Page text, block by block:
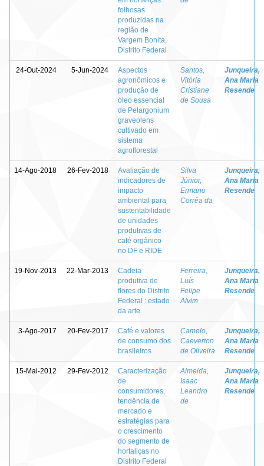
folhosas
produzidas na
região de
Vargem Bonita,
Distrito Federal
24-Out-2024 5-Jun-2024
Aspectos
agronômicos e
produção de
óleo essencial
de Pelargonium
graveolens
cultivado em
sistema
agroflorestal
Santos,
Vitória
Cristiane
de Sousa
Junqueira,
Ana Maria
Resende
14-Ago-2018 26-Fev-2018
Avaliação de
indicadores de
impacto
ambiental para
sustentabilidade
de unidades
produtivas de
café orgânico
no DF e RIDE
Silva
Júnior,
Ermano
Corrêa da
Junqueira,
Ana Maria
Resende
19-Nov-2013 22-Mar-2013
Cadeia
produtiva de
flores do Distrito
Federal : estado
da arte
Ferreira,
Luís
Felipe
Alvim
Junqueira,
Ana Maria
Resende
3-Ago-2017 20-Fev-2017
Café e valores
de consumo dos
brasileiros
Camelo,
Caeverton
de Oliveira
Junqueira,
Ana Maria
Resende
15-Mai-2012 29-Fev-2012
Caracterização
de
consumidores,
tendência de
mercado e
estratégias para
o crescimento
do segmento de
hortaliças no
Distrito Federal
Almeida,
Isaac
Leandro
de
Junqueira,
Ana Maria
Resende